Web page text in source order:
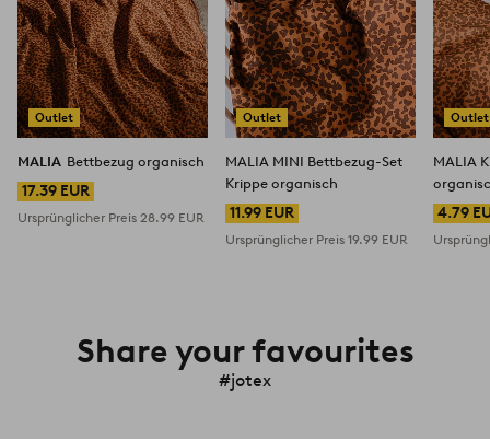
Outlet
MALIA Bettbezug organisch
17.39 EUR
Ursprünglicher Preis 28.99 EUR
Outlet
MALIA MINI Bettbezug-Set
Krippe organisch
11.99 EUR
Ursprünglicher Preis19.99 EUR
Outlet
MALIA
4.79
Share your favourites
#jotex